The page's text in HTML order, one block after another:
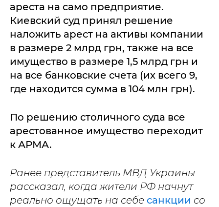
ареста на само предприятие.
Киевский суд принял решение
наложить арест на активы компании
в размере 2 млрд грн, также на все
имущество в размере 1,5 млрд грн и
на все банковские счета (их всего 9,
где находится сумма в 104 млн грн).
По решению столичного суда все
арестованное имущество переходит
к АРМА.
Ранее представитель МВД Украины
рассказал, когда жители РФ начнут
реально ощущать на себе санкции со